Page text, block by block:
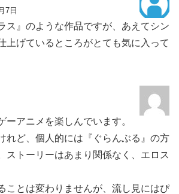
7日
ス』のような作品ですが、あえてシン
上げているところがとても気に入って
ーアニメを楽しんでいます。
れど、個人的には『ぐらんぶる』の方
ストーリーはあまり関係なく、エロス
ことは変わりませんが、流し見にはぴ